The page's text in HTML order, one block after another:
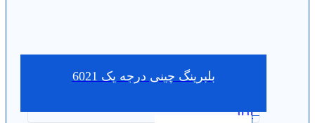
بلبرینگ چینی درجه یک 6021
0.0